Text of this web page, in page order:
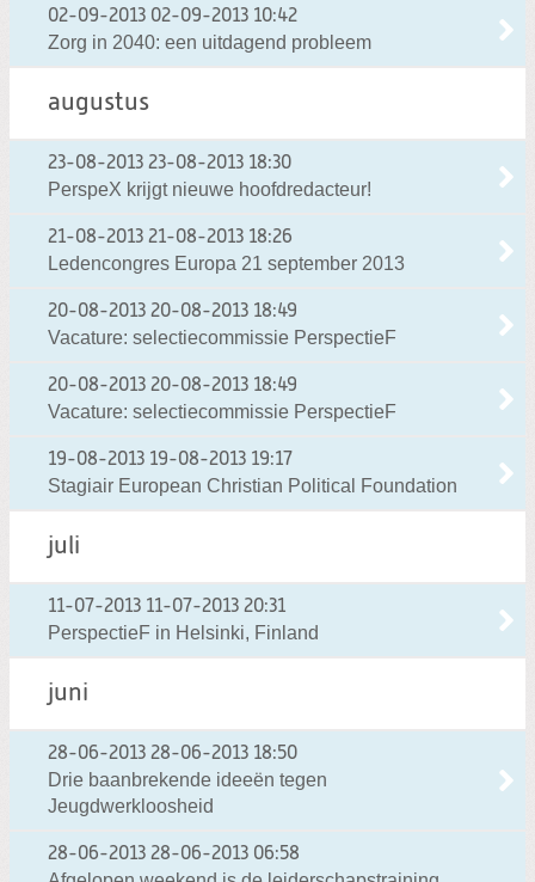
02-09-2013 02-09-2013 10:42
Zorg in 2040: een uitdagend probleem
augustus
23-08-2013 23-08-2013 18:30
PerspeX krijgt nieuwe hoofdredacteur!
21-08-2013 21-08-2013 18:26
Ledencongres Europa 21 september 2013
20-08-2013 20-08-2013 18:49
Vacature: selectiecommissie PerspectieF
20-08-2013 20-08-2013 18:49
Vacature: selectiecommissie PerspectieF
19-08-2013 19-08-2013 19:17
Stagiair European Christian Political Foundation
juli
11-07-2013 11-07-2013 20:31
PerspectieF in Helsinki, Finland
juni
28-06-2013 28-06-2013 18:50
Drie baanbrekende ideeën tegen
Jeugdwerkloosheid
28-06-2013 28-06-2013 06:58